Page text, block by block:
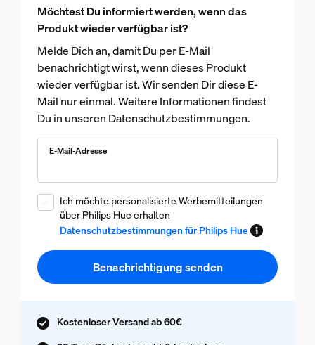
Möchtest Du informiert werden, wenn das
Produkt wieder verfügbar ist?
Melde Dich an, damit Du per E-Mail
benachrichtigt wirst, wenn dieses Produkt
wieder verfügbar ist. Wir senden Dir diese E-
Mail nur einmal. Weitere Informationen findest
Du in unseren Datenschutzbestimmungen.
E-Mail-Adresse
Ich möchte personalisierte Werbemitteilungen
über Philips Hue erhalten
Datenschutzbestimmungen für Philips Hue
Benachrichtigung senden
Kostenloser Versand ab 60€